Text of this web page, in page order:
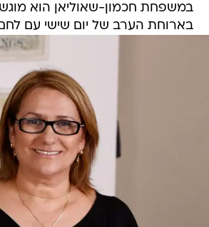
במשפחת חכמון-שאוליאן הוא
בארוחת הערב של יום שישי עם לחם